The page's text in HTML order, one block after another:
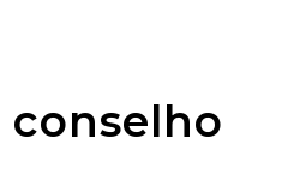
conselho